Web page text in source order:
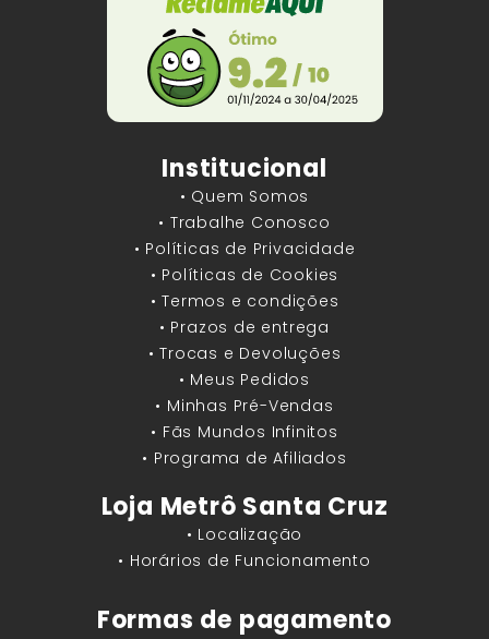
Institucional
• Quem Somos
• Trabalhe Conosco
• Políticas de Privacidade
• Políticas de Cookies
• Termos e condições
• Prazos de entrega
• Trocas e Devoluções
• Meus Pedidos
• Minhas Pré-Vendas
• Fãs Mundos Infinitos
• Programa de Afiliados
Loja Metrô Santa Cruz
• Localização
• Horários de Funcionamento
Formas de pagamento